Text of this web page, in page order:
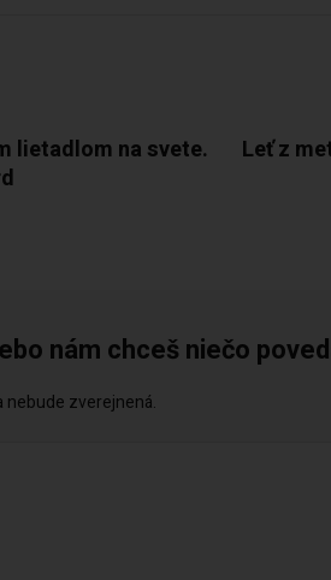
lietadlom na svete.
Leť z
nám chceš niečo
nebude zverejnená.